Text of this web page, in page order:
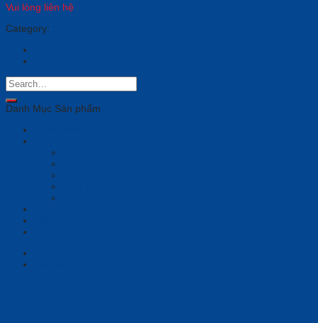
Vui lòng liên hệ
Category:
Danh Mục Sản phẩm